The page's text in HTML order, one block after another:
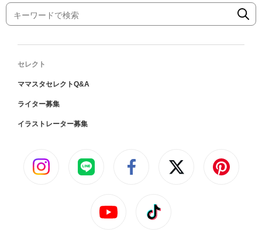
セレクト
ママスタセレクトQ&A
ライター募集
イラストレーター募集